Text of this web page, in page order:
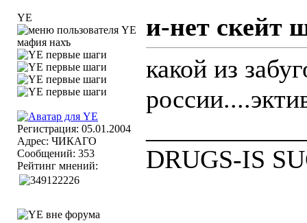
YE
мафия нахъ
Регистрация: 05.01.2004
Адрес: ЧИКАГО
Сообщений: 353
Рейтинг мнений:
и-нет скейт
какой из
DRUGS-IS